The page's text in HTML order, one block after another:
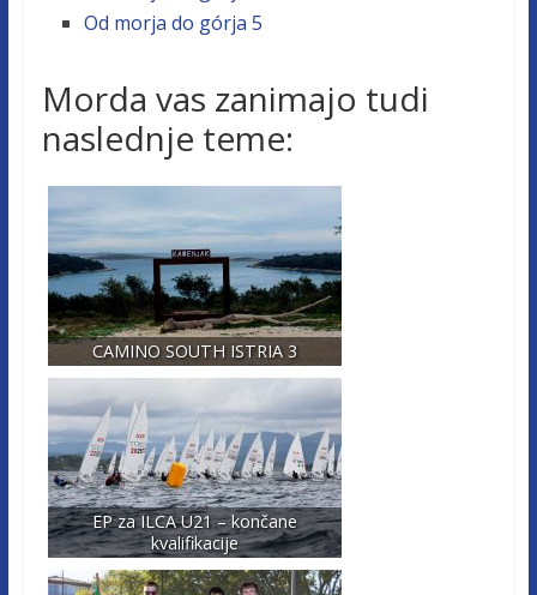
Od morja do górja 5
Morda vas zanimajo tudi
naslednje teme:
CAMINO SOUTH ISTRIA 3
EP za ILCA U21 – končane
kvalifikacije